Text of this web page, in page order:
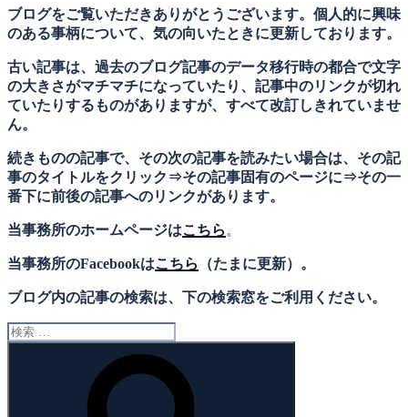
ブログをご覧いただきありがとうございます。個人的に興味
のある事柄について、気の向いたときに更新しております。
古い記事は、過去のブログ記事のデータ移行時の都合で文字
の大きさがマチマチになっていたり、記事中のリンクが切れ
ていたりするものがありますが、すべて改訂しきれていませ
ん。
続きものの記事で、その次の記事を読みたい場合は、その記
事のタイトルをクリック⇒その記事固有のページに⇒その一
番下に前後の記事へのリンクがあります。
当事務所のホームページはこちら 。
当事務所のFacebookはこちら （たまに更新）。
ブログ内の記事の検索は、下の検索窓をご利用ください。
検